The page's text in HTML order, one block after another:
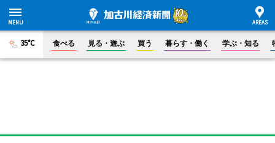
35°C 食べる 見る・遊ぶ 買う 暮らす・働く 学ぶ・知る